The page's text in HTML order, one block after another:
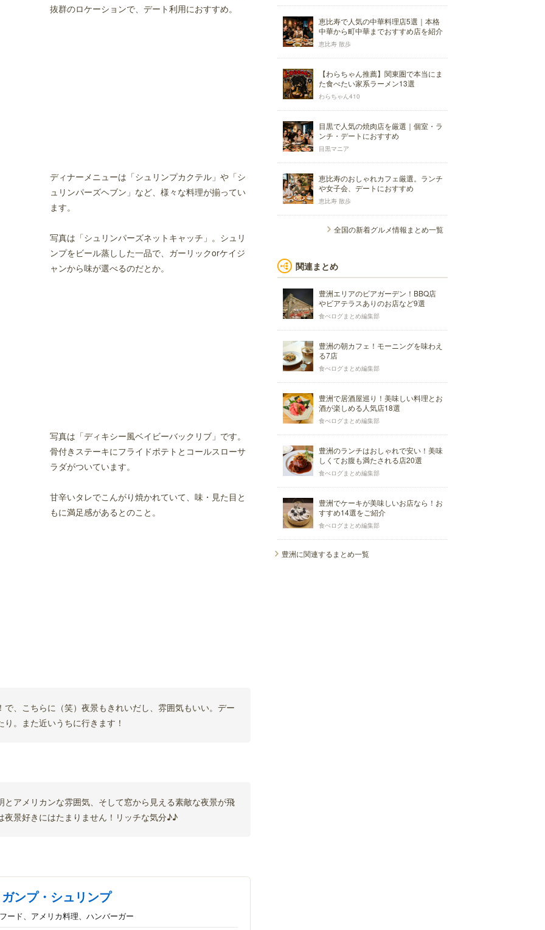
抜群のロケーションで、デート利用におすすめ。
ディナーメニューは「シュリンプカクテル」や「シ
ュリンパーズヘブン」など、様々な料理が揃ってい
ます。
写真は「シュリンパーズネットキャッチ」。シュリ
ンプをビール蒸しした一品で、ガーリックorケイジ
ャンから味が選べるのだとか。
写真は「ディキシー風ベイビーバックリブ」です。
骨付きステーキにフライドポテトとコールスローサ
ラダがついています。
甘辛いタレでこんがり焼かれていて、味・見た目と
もに満足感があるとのこと。
、こちらに（笑）夜景もきれいだし、雰囲気もいい。デー
。また近いうちに行きます！
とアメリカンな雰囲気、そして窓から見える素敵な夜景が飛
夜景好きにはたまりません！リッチな気分♪♪
ンプ・シュリンプ
ード、アメリカ料理、ハンバーガー
恵比寿で人気の中華料理店5選｜本格
中華から町中華までおすすめ店を紹介
恵比寿 散歩
【わらちゃん推薦】関東圏で本当にま
た食べたい家系ラーメン13選
わらちゃん410
目黒で人気の焼肉店を厳選｜個室・ラ
ンチ・デートにおすすめ
目黒マニア
恵比寿のおしゃれカフェ厳選。ランチ
や女子会、デートにおすすめ
恵比寿 散歩
全国の新着グルメ情報まとめ一覧
関連まとめ
豊洲エリアのビアガーデン！BBQ店
やビアテラスありのお店など9選
食べログまとめ編集部
豊洲の朝カフェ！モーニングを味わえ
る7店
食べログまとめ編集部
豊洲で居酒屋巡り！美味しい料理とお
酒が楽しめる人気店18選
食べログまとめ編集部
豊洲のランチはおしゃれで安い！美味
しくてお腹も満たされる店20選
食べログまとめ編集部
豊洲でケーキが美味しいお店なら！お
すすめ14選をご紹介
食べログまとめ編集部
豊洲に関連するまとめ一覧